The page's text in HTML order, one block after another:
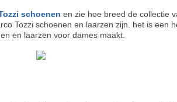
schoenen en zie hoe breed de collectie
Tozzi schoenen en laarzen zijn. het is een
en laarzen voor dames maakt.